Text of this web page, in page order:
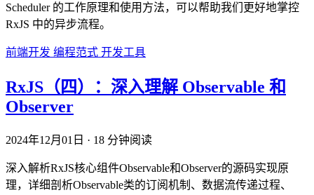
Scheduler 的工作原理和使用方法，可以帮助我们更好地掌控
RxJS 中的异步流程。
前端开发 编程范式 开发工具
RxJS（四）：深入理解 Observable 和
Observer
2024年12月01日 · 18 分钟阅读
深入解析RxJS核心组件Observable和Observer的源码实现原
理，详细剖析Observable类的订阅机制、数据流传递过程、